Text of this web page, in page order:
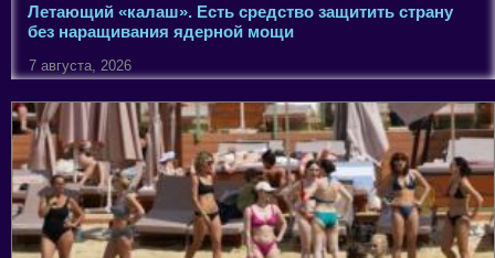
Летающий «калаш». Есть средство защитить страну
без наращивания ядерной мощи
7 августа, 2026